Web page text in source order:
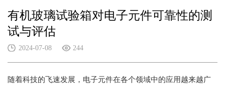
有机玻璃试验箱对电子元件可靠性的测
试与评估
2024-07-08 244
随着科技的飞速发展，电子元件在各个领域中的应用越来越广